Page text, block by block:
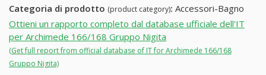
Categoria di prodotto (product category): Accessori-Bagno
Ottieni un rapporto completo dal database ufficiale dell'IT
per Archimede 166/168 Gruppo Nigita
(Get full report from official database of IT for Archimede 166/168
Gruppo Nigita)